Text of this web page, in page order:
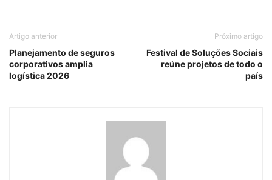
Artigo anterior
Planejamento de seguros
corporativos amplia
logística 2026
Próximo artigo
Festival de Soluções Sociais
reúne projetos de todo o
país